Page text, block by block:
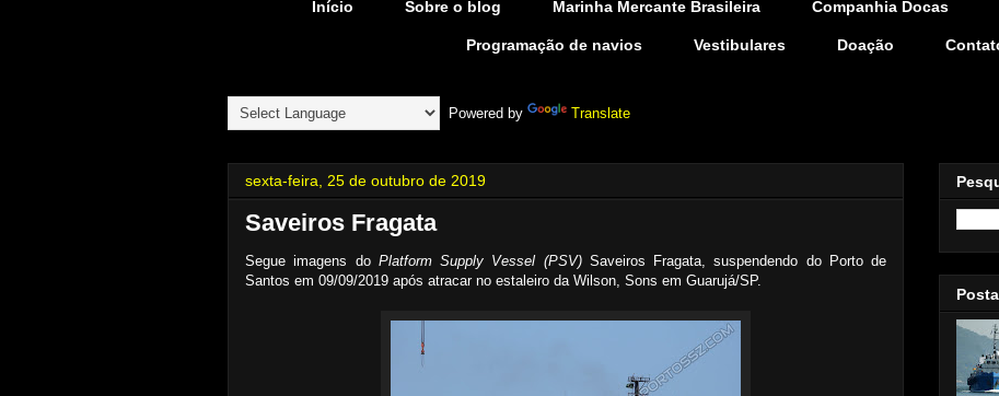
Início Sobre o blog Marinha Mercante Brasileira Companhia Docas
Programação de navios Vestibulares Doação
Powered by Translate
sexta-feira, 25 de outubro de 2019
Saveiros Fragata
Segue imagens do Platform Supply Vessel (PSV)Saveiros Fragata, suspendendo do Porto de
Santos em 09/09/2019 após atracar no estaleiro da Wilson, Sons em Guarujá/SP.